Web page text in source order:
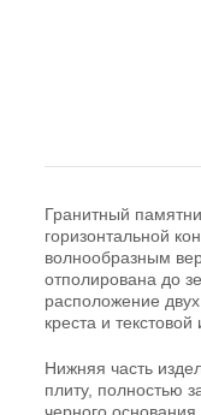
Гранитный
горизонтальной
волнообразным
отполирована до
расположение
креста и
Нижняя часть
плиту, полностью